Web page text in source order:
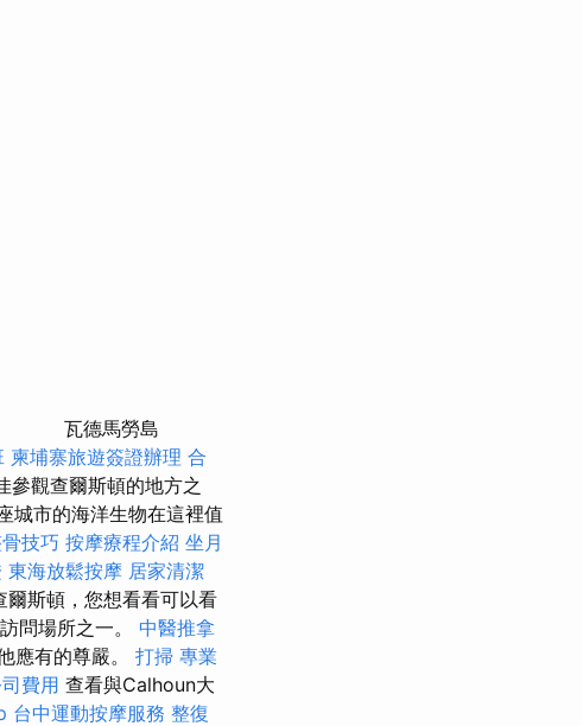
瓦德馬勞島
柬埔寨旅遊簽證辦理 合
參觀查爾斯頓的地方之
城市的海洋生物在這裡值
技巧 按摩療程介紹 坐月
東海放鬆按摩 居家清潔
爾斯頓，您想看看可以看
問場所之一。 中醫推拿
應有的尊嚴。 打掃 專業
費用 查看與Calhoun大
台中運動按摩服務 整復